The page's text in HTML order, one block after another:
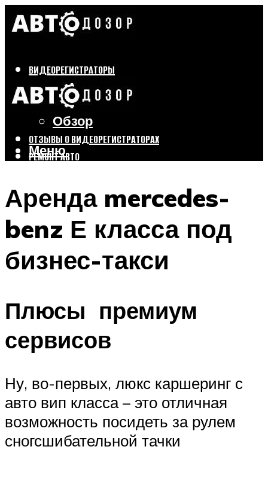
ВИДЕОРЕГИСТРАТОРЫ
Бренды
Выбор
Обзор
ОТЗЫВЫ О ВИДЕОРЕГИСТРАТОРАХ
РЕМОНТ АВТО
Меню
Аренда mercedes-
benz Е класса под
бизнес-такси
Плюсы премиум
сервисов
Ну, во-первых, люкс каршеринг с
авто вип класса – это отличная
возможность посидеть за рулем
сногсшибательной тачки